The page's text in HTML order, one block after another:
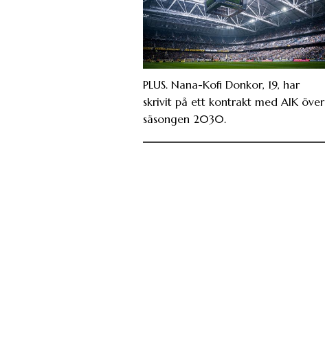
PLUS. Nana-Kofi Donkor, 19, har
skrivit på ett kontrakt med AIK över
säsongen 2030.